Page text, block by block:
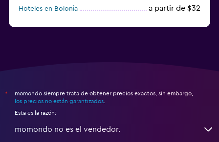
Hoteles en Bolonia a partir de $32
*
momondo siempre trata de obtener precios exactos, sin embargo,
los precios no están garantizados
Esta es la razón:
momondo no es el vendedor.